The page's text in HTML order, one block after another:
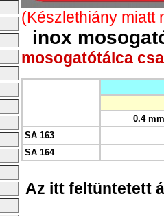
(Készlethiány miatt
inox
mosogatótálca
0.4 mm
SA 163
SA 164
Az itt feltüntetett